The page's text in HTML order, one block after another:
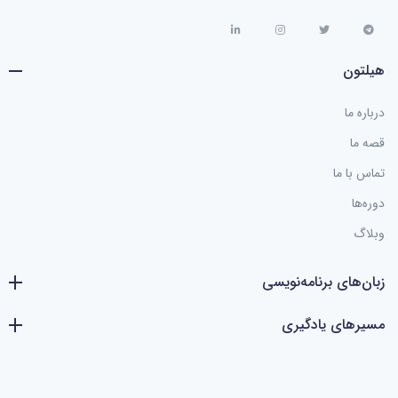
هیلتون
درباره ما
قصه ما
تماس با ما
دوره‌ها
وبلاگ
زبان‌های برنامه‌نویسی
مسیرهای یادگیری